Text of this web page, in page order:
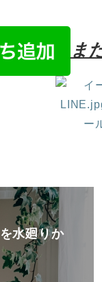
ま
水廻りか